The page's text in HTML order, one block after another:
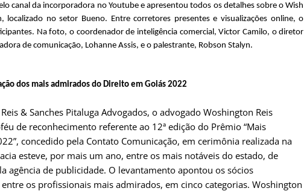
canal da incorporadora no Youtube e apresentou todos os detalhes sobre o Wish
no setor Bueno. Entre corretores presentes e visualizações online, o
Na foto, o coordenador de inteligência comercial, Victor Camilo, o diretor
de comunicação, Lohanne Assis, e o palestrante, Robson Stalyn.
dos mais admirados do Direito em Goiás 2022
& Sanches Pitaluga Advogados, o advogado Woshington Reis
de reconhecimento referente ao 12ª edição do Prêmio “Mais
concedido pela Contato Comunicação, em cerimônia realizada na
esteve, por mais um ano, entre os mais notáveis do estado, de
agência de publicidade. O levantamento apontou os sócios
entre os profissionais mais admirados, em cinco categorias. Woshington